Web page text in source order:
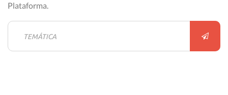
Plataforma.